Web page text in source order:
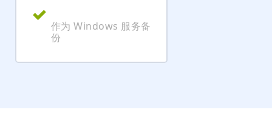
作为 Windows 服务备
份